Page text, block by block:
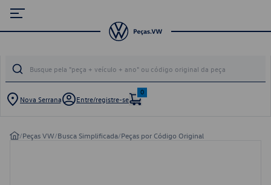
Nova Serrana Entre/registre-se
0
/Peças VW/Busca Simplificada/Peças por Código Original